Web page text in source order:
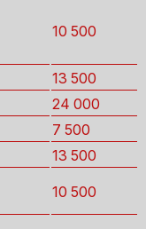
10 500
13 500
24 000
7 500
13 500
10 500